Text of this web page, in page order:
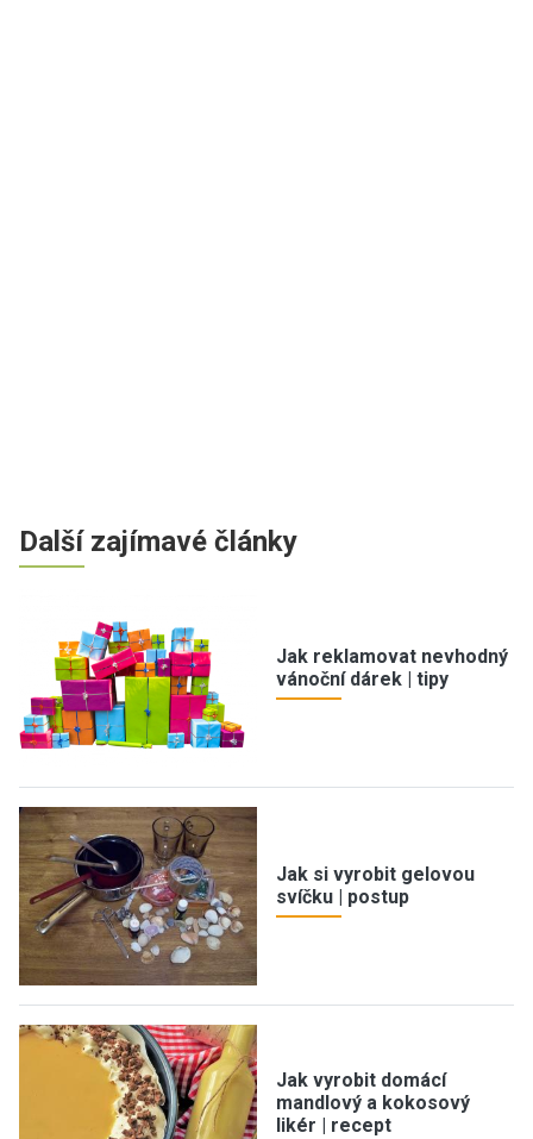
Další zajímavé články
Jak reklamovat nevhodný
vánoční dárek | tipy
Jak si vyrobit gelovou
svíčku | postup
Jak vyrobit domácí
mandlový a kokosový
likér | recept